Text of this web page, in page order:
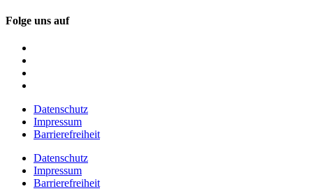
Folge uns auf
Datenschutz
Impressum
Barrierefreiheit
Datenschutz
Impressum
Barrierefreiheit